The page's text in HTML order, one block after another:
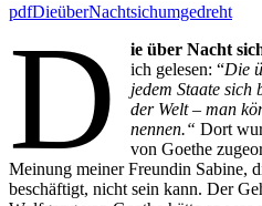
pdfDieüberNachtsichumgedreht
D ie über Nacht
ich gelesen: “Die
jedem Staate sich
der Welt – man
nennen.“ Dort
von Goethe
Meinung meiner Freundin Sabine,
beschäftigt, nicht sein kann. Der